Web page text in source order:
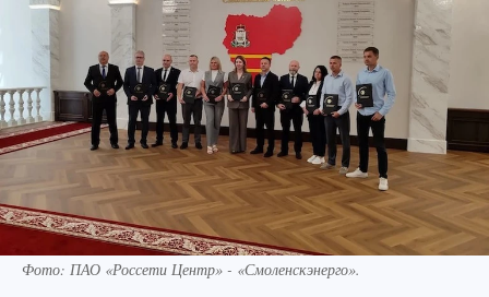
Фото: ПАО «Россети Центр» - «Смоленскэнерго».